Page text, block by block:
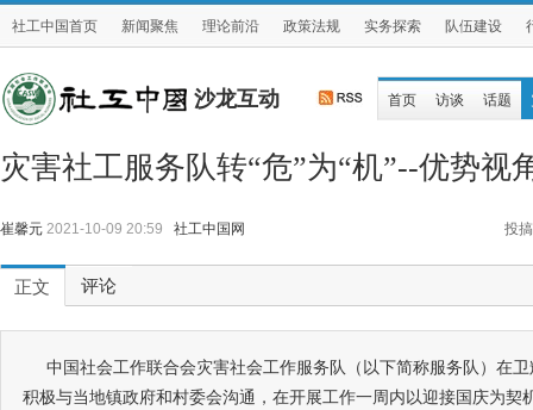
社工中国首页 新闻聚焦 理论前沿 政策法规 实务探索 队伍建设
沙龙互动 首页 访谈 话题
灾害社工服务队转“危”为“机”--优势视
崔馨元 2021-10-09 20:59 社工中国网 投搞
正文 评论
中国社会工作联合会灾害社会工作服务队（以下简称服务队）在
积极与当地镇政府和村委会沟通，在开展工作一周内以迎接国庆为契